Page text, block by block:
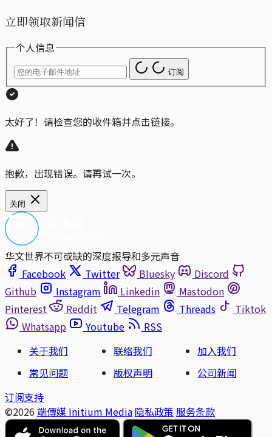
立即领取新闻信
个人信息
订阅
太好了！请检查您的收件箱并点击链接。
抱歉，出现错误。请再试一次。
关闭
华文世界不可或缺的深度报导和多元声音
Facebook
Twitter Bluesky
Discord
Github
Instagram Linkedin
Mastodon
Pinterest
Reddit Telegram Threads
Tiktok
Whatsapp
Youtube
RSS
关于我们
联络我们
加入我们
常见问题
版权声明
公司新闻
订阅支持
©2026 端傳媒 Initium Media 隐私政策 服务条款